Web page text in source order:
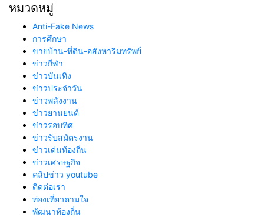
หมวดหมู่
Anti-Fake News
การศึกษา
ขายบ้าน-ที่ดิน-อสังหาริมทรัพย์
ข่าวกีฬา
ข่าวบันเทิง
ข่าวประจำวัน
ข่าวพลังงาน
ข่าวยานยนต์
ข่าวรอบทิศ
ข่าวรับสมัตรงาน
ข่าวเด่นท้องถิ่น
ข่าวเศรษฐกิจ
คลิปข่าว youtube
ติดต่อเรา
ท่องเที่ยวตามใจ
พัฒนาท้องถิ่น